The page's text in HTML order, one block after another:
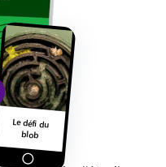
Le défi du
blob